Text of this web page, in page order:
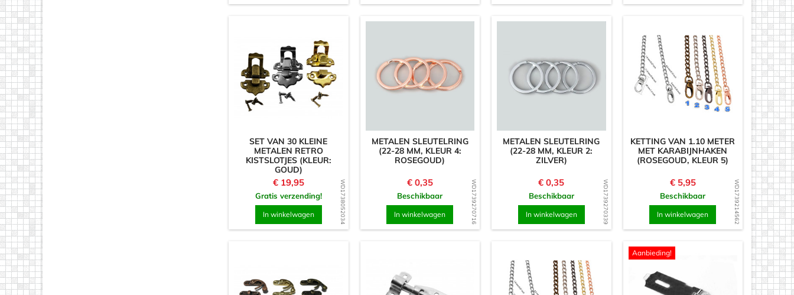
WD1738052034
SET VAN 30 KLEINE
METALEN RETRO
KISTSLOTJES (KLEUR:
GOUD)
Prijs
€ 19,95
Gratis verzending!
In winkelwagen WD1739270716
METALEN SLEUTELRING
(22-28 MM, KLEUR 4:
ROSEGOUD)
Prijs
€ 0,35
Beschikbaar
In winkelwagen WD1739270339
METALEN SLEUTELRING
(22-28 MM, KLEUR 2:
ZILVER)
Prijs
€ 0,35
Beschikbaar
In winkelwagen WD1739214562
KETTING VAN 1.10 METER
MET KARABIJNHAKEN
(ROSEGOUD, KLEUR 5)
Prijs
€ 5,95
Beschikbaar
In winkelwagen
Aanbieding!